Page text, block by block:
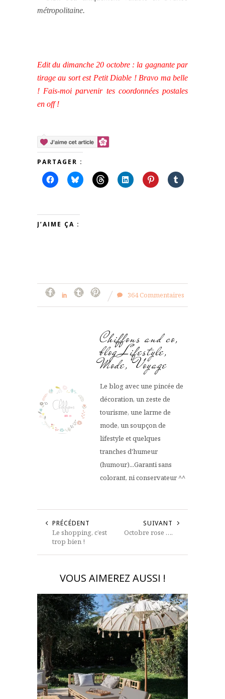
métropolitaine.
Edit du dimanche 20 octobre : la gagnante par
tirage au sort est Petit Diable ! Bravo ma belle
! Fais-moi parvenir tes coordonnées postales
en off !
PARTAGER :
J’AIME ÇA :
364 Commentaires
Chiffons and co,
blog Lifestyle,
Mode, Voyage
Le blog avec une pincée de
décoration, un zeste de
tourisme, une larme de
mode, un soupçon de
lifestyle et quelques
tranches d'humeur
(humour)...Garanti sans
colorant, ni conservateur ^^
PRÉCÉDENT
Le shopping, c’est
trop bien !
SUIVANT
Octobre rose ….
VOUS AIMEREZ AUSSI !